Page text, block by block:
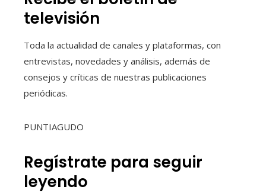
televisión
Toda la actualidad de canales y plataformas, con
entrevistas, novedades y análisis, además de
consejos y críticas de nuestras publicaciones
periódicas.
PUNTIAGUDO
Regístrate para seguir
leyendo